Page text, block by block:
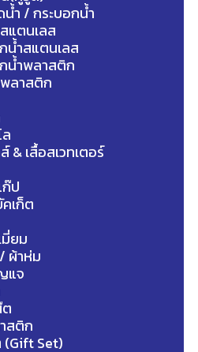
ำ / กระบอกน้ำ
แตนเลส
น้ำสแตนเลส
น้ำพลาสติก
ลาสติก
& เสื้อสเวทเตอร์
ป
เก็ต
ยม
ผ้าห่ม
แจ
สติก
(Gift Set)